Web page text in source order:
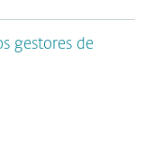
gestores de